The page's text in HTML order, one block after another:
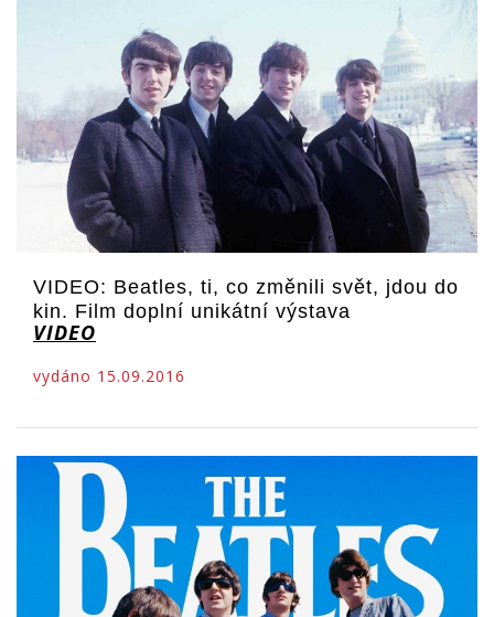
VIDEO: Beatles, ti, co změnili svět, jdou do
kin. Film doplní unikátní výstava
VIDEO
vydáno 15.09.2016